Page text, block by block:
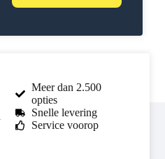
Meer dan 2.500
opties
Snelle levering
Service voorop